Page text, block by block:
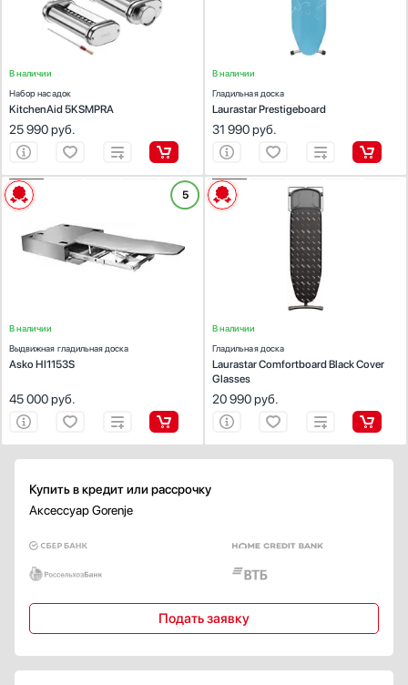
В наличии
Набор насадок
KitchenAid 5KSMPRA
25 990руб.
подложка: 100% полиэстер
В наличии
Гладильная доска
Laurastar Prestigeboard
31 990руб.
ХАРАКТЕРИСТИКИ
Предназначение:
для стиральных машин, для сушильных
Цвет:
нержавеющая сталь
5
В наличии
Выдвижная гладильная доска
Asko HI1153S
45 000руб.
ХАРАКТЕРИСТИКИ
Предназначение:
для парогенераторов
поверхность чехла: 100% хлопок,
подложка: 100% полиэстер
В наличии
Гладильная доска
Laurastar Comfortboard Black Cover
Glasses
20 990руб.
Купить в кредит или рассрочку
Аксессуар Gorenje
Подать заявку